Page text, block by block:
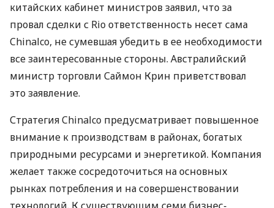
китайских кабинет министров заявил, что за
провал сделки с Rio ответственность несет сама
Chinalco, не сумевшая убедить в ее необходимости
все заинтересованные стороны. Австралийский
министр торговли Саймон Крин приветствовал
это заявление.
Стратегия Chinalco предусматривает повышенное
внимание к производствам в районах, богатых
природными ресурсами и энергетикой. Компания
желает также сосредоточиться на основных
рынках потребления и на совершенствовании